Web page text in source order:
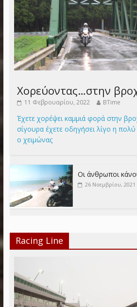
Χορεύοντας…στην
11 Φεβρουαρίου, 2022 BTime
Έχετε χορέψει καμμιά φορά στην
σίγουρα έχετε οδηγήσει λίγο η
ο χειμώνας
Οι άνθρωποι
26 Νοεμβρίου, 2021
Racing Line